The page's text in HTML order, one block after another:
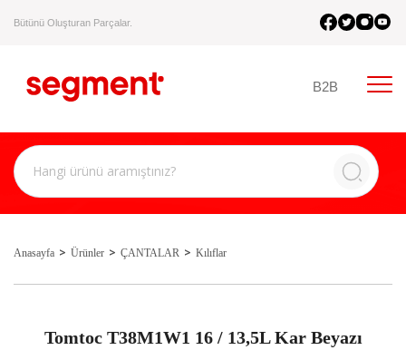
Bütünü Oluşturan Parçalar.
B2B
Anasayfa Ürünler ÇANTALAR Kılıflar
Tomtoc T38M1W1 16 / 13,5L Kar Beyazı